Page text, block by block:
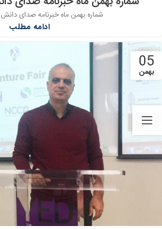
05 شماره بهمن ماه خبرنامه صدای
ادامه مطلب
05
بهمن